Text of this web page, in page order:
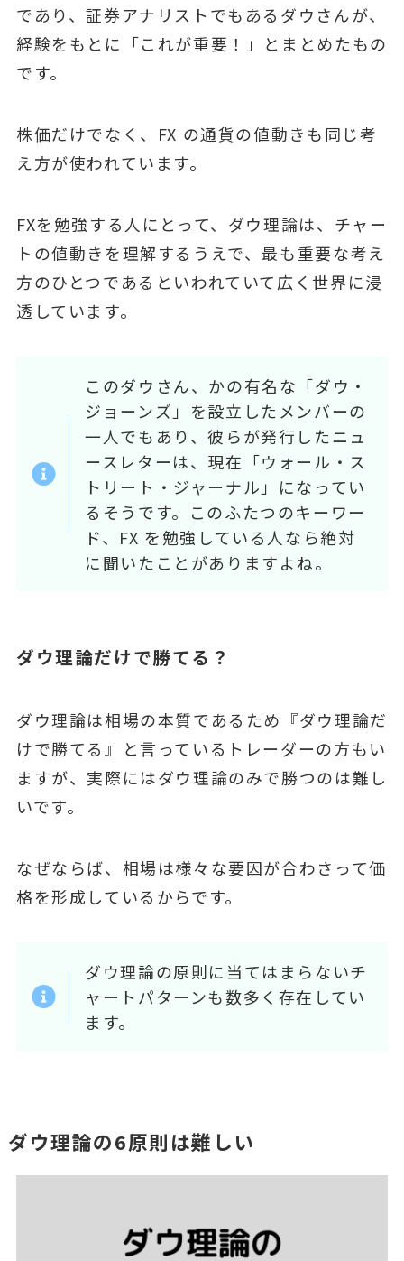
であり、証券アナリストでもあるダウさんが、
経験をもとに「これが重要！」とまとめたもの
です。
株価だけでなく、FX の通貨の値動きも同じ考
え⽅が使われています。
FXを勉強する⼈にとって、ダウ理論は、チャー
トの値動きを理解するうえで、最も重要な考え
⽅のひとつであるといわれていて広く世界に浸
透しています。
このダウさん、かの有名な「ダウ・
ジョーンズ」を設⽴したメンバーの
⼀⼈でもあり、彼らが発⾏したニュ
ースレターは、現在「ウォール・ス
トリート・ジャーナル」になってい
るそうです。このふたつのキーワー
ド、FX を勉強している⼈なら絶対
に聞いたことがありますよね。
ダウ理論だけで勝てる？
ダウ理論は相場の本質であるため『ダウ理論だ
けで勝てる』と言っているトレーダーの方もい
ますが、実際にはダウ理論のみで勝つのは難し
いです。
なぜならば、相場は様々な要因が合わさって価
格を形成しているからです。
ダウ理論の原則に当てはまらないチ
ャートパターンも数多く存在してい
ます。
ダウ理論の6原則は難しい